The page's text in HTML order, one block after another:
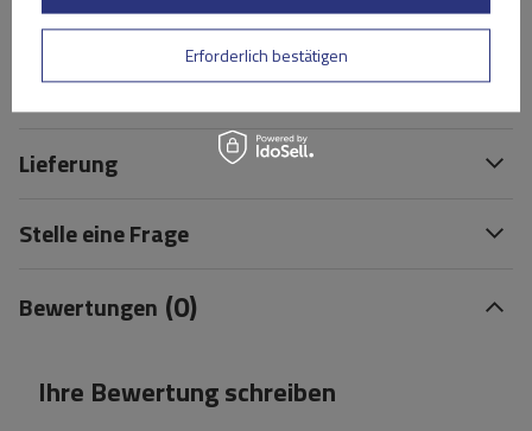
Spezifikation
Das Produkt passt zu Autos
Lieferung
Stelle eine Frage
Bewertungen (0)
Ihre Bewertung schreiben
Erforderlich bestätigen